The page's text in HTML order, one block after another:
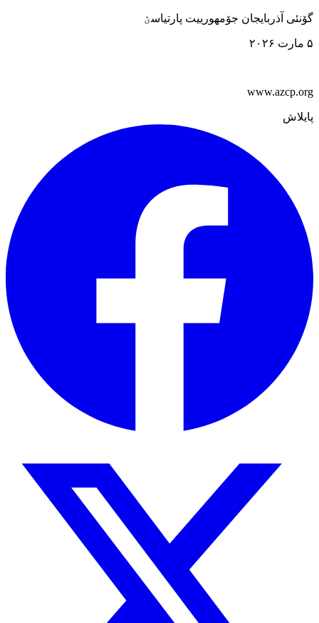
گۆنئی آذربایجان جۆمهورییت پارتیاسؽ
۵ مارت ۲۰۲۶
www.azcp.org
پایلاش